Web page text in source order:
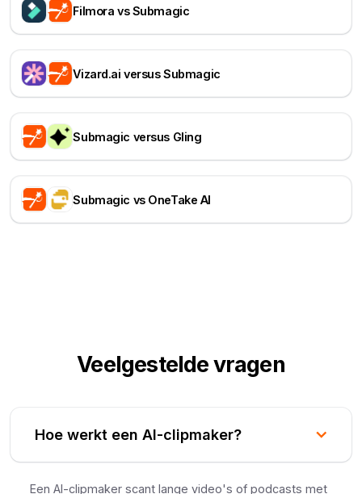
Filmora vs Submagic
Vizard.ai versus Submagic
Submagic versus Gling
Submagic vs OneTake AI
Veelgestelde vragen
Hoe werkt een AI-clipmaker?
Een AI-clipmaker scant lange video's of podcasts met